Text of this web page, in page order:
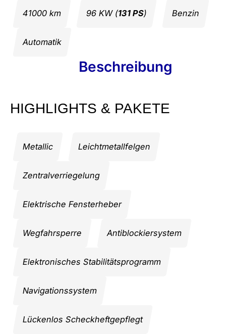
41000 km 96 KW (131 PS) Benzin
Automatik
Beschreibung
HIGHLIGHTS & PAKETE
Metallic Leichtmetallfelgen
Zentralverriegelung
Elektrische Fensterheber
Wegfahrsperre Antiblockiersystem
Elektronisches Stabilitätsprogramm
Navigationssystem
Lückenlos Scheckheftgepflegt